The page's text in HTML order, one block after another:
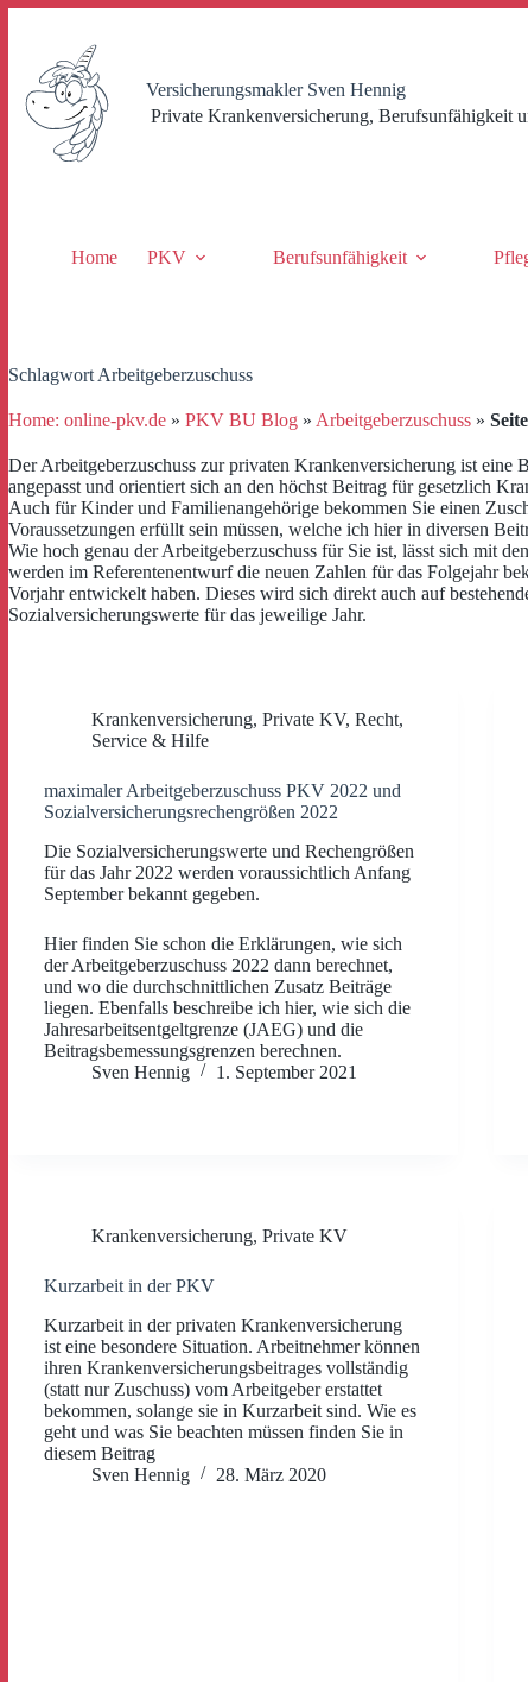
springen
Versicherungsmakler Sven Hennig
Private Krankenversicherung, Berufsunfähigkeit
Home PKV Berufsunfähigkeit
Schlagwort Arbeitgeberzuschuss
Home: online-pkv.de » PKV BU Blog » Arbeitgeberzuschuss »
Der Arbeitgeberzuschuss zur privaten Krankenversicherung ist
angepasst und orientiert sich an den höchst Beitrag für gesetzlich
Auch für Kinder und Familienangehörige bekommen Sie einen
Voraussetzungen erfüllt sein müssen, welche ich hier in diversen
Wie hoch genau der Arbeitgeberzuschuss für Sie ist, lässt sich mit
werden im Referentenentwurf die neuen Zahlen für das Folgejahr
Vorjahr entwickelt haben. Dieses wird sich direkt auch auf
Sozialversicherungswerte für das jeweilige Jahr.
Krankenversicherung, Private KV, Recht,
Service & Hilfe
maximaler Arbeitgeberzuschuss PKV 2022 und
Sozialversicherungsrechengrößen 2022
Die Sozialversicherungswerte und Rechengrößen
für das Jahr 2022 werden voraussichtlich Anfang
September bekannt gegeben.
Hier finden Sie schon die Erklärungen, wie sich
der Arbeitgeberzuschuss 2022 dann berechnet,
und wo die durchschnittlichen Zusatz Beiträge
liegen. Ebenfalls beschreibe ich hier, wie sich die
Jahresarbeitsentgeltgrenze (JAEG) und die
Beitragsbemessungsgrenzen berechnen.
Sven Hennig
1. September 2021
Krankenversicherung, Private KV
Kurzarbeit in der PKV
Kurzarbeit in der privaten Krankenversicherung
ist eine besondere Situation. Arbeitnehmer können
ihren Krankenversicherungsbeitrages vollständig
(statt nur Zuschuss) vom Arbeitgeber erstattet
bekommen, solange sie in Kurzarbeit sind. Wie es
geht und was Sie beachten müssen finden Sie in
diesem Beitrag
Sven Hennig
28. März 2020